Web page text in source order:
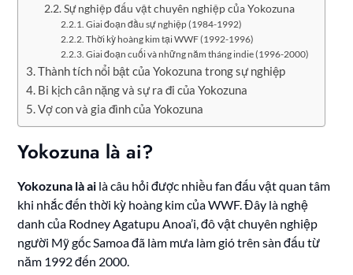
Sự nghiệp đấu vật chuyên nghiệp của Yokozuna
Giai đoạn đầu sự nghiệp (1984-1992)
Thời kỳ hoàng kim tại WWF (1992-1996)
Giai đoạn cuối và những năm tháng indie (1996-2000)
Thành tích nổi bật của Yokozuna trong sự nghiệp
Bi kịch cân nặng và sự ra đi của Yokozuna
Vợ con và gia đình của Yokozuna
Yokozuna là ai?
Yokozuna là ai là câu hỏi được nhiều fan đấu vật quan tâm
khi nhắc đến thời kỳ hoàng kim của WWF. Đây là nghệ
danh của Rodney Agatupu Anoa’i, đô vật chuyên nghiệp
người Mỹ gốc Samoa đã làm mưa làm gió trên sàn đấu từ
năm 1992 đến 2000.